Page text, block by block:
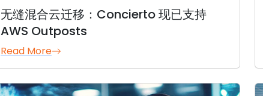
无缝混合云迁移：Concierto 现已支持
AWS Outposts
Read More